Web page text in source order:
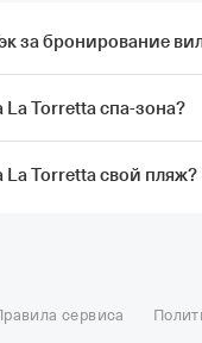
за бронирование
нужно
Кэшбэк
La Torretta спа-зона?
Villa La Torretta
La Torretta свой пляж?
Президент Отель
Отели в Абхазии
сервиса